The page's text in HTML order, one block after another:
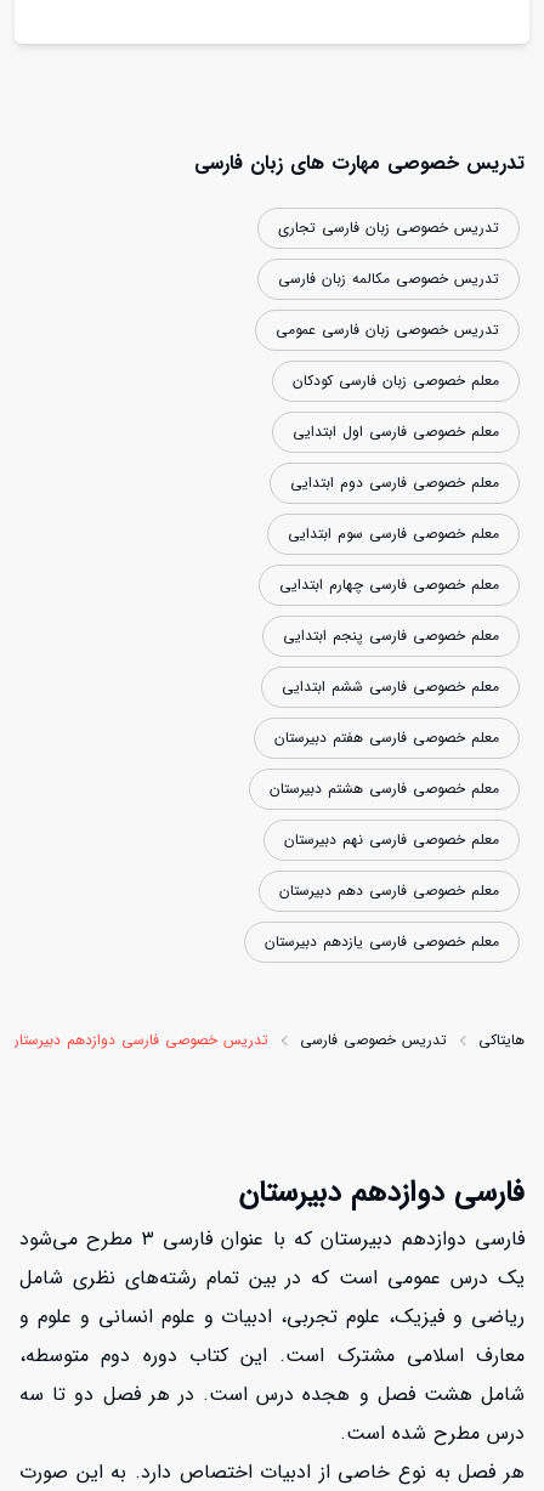
تدریس خصوصی مهارت های زبان فارسی
تدریس خصوصی زبان فارسی تجاری
تدریس خصوصی مکالمه زبان فارسی
تدریس خصوصی زبان فارسی عمومی
معلم خصوصی زبان فارسی کودکان
معلم خصوصی فارسی اول ابتدایی
معلم خصوصی فارسی دوم ابتدایی
معلم خصوصی فارسی سوم ابتدایی
معلم خصوصی فارسی چهارم ابتدایی
معلم خصوصی فارسی پنجم ابتدایی
معلم خصوصی فارسی ششم ابتدایی
معلم خصوصی فارسی هفتم دبیرستان
معلم خصوصی فارسی هشتم دبیرستان
معلم خصوصی فارسی نهم دبیرستان
معلم خصوصی فارسی دهم دبیرستان
معلم خصوصی فارسی یازدهم دبیرستان
هایتاکی تدریس خصوصی فارسی تدریس خصوصی فارسی دوازدهم دبیرستان
فارسی دوازدهم دبیرستان
فارسی دوازدهم دبیرستان که با عنوان فارسی ۳ مطرح می‌شود
یک درس عمومی است که در بین تمام رشته‌های نظری شامل
ریاضی و فیزیک، علوم تجربی، ادبیات و علوم انسانی و علوم و
معارف اسلامی مشترک است. این کتاب دوره دوم متوسطه،
شامل هشت فصل و هجده درس است. در هر فصل دو تا سه
درس مطرح شده است.
هر فصل به نوع خاصی از ادبیات اختصاص دارد. به این صورت